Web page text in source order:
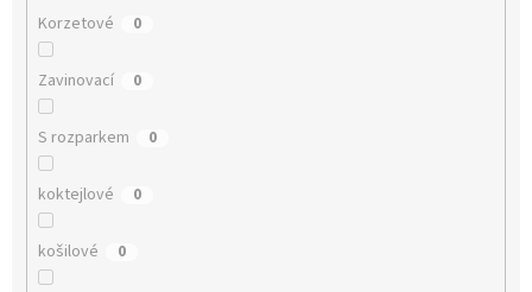
Korzetové 0
Zavinovací 0
S rozparkem 0
koktejlové 0
košilové 0